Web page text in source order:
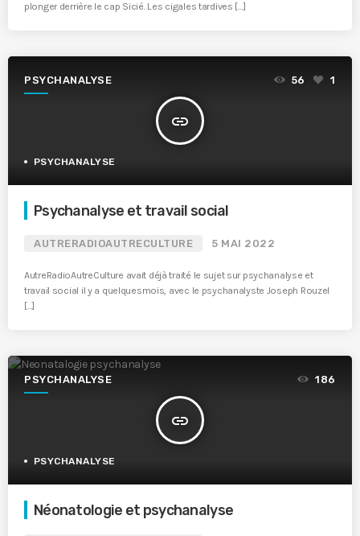
plonger derrière le cap Sicié. Les cigales tardives […]
PSYCHANALYSE
insert_link
56 1
PSYCHANALYSE
Psychanalyse et travail social
AUTRERADIOAUTRECULTURE 5 MAI 2022
AutreRadioAutreCulture avait déjà traité le sujet sur psychanalyse et
travail social il y a quelquesmois, avec le psychanalyste Joseph Rouzel
[…]
PSYCHANALYSE
insert_link
186
PSYCHANALYSE
Néonatologie et psychanalyse